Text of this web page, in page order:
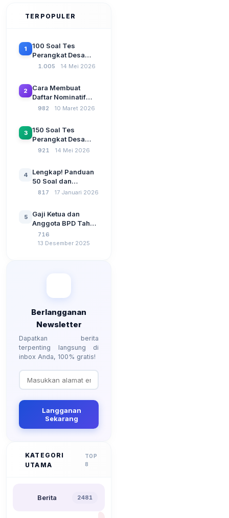
TERPOPULER
1
100 Soal Tes
Perangkat Desa
Terbaru 2026
CAT Berbasis UU
Desa No. 3 Tahun
2024
1.005 14 Mei 2026
2
Cara Membuat
Daftar Nominatif
Siltap di Aplikasi
SPP Pencairan
Dana Desa
982 10 Maret 2026
3
150 Soal Tes
Perangkat Desa
2026: Administrasi
Kebangsaan, dan
Komputer Beserta
Jawaban Paling
921 14 Mei 2026
4
Lengkap! Panduan
50 Soal dan
Jawaban Tes
Berdasarkan UU No
3 Tahun 2024
817 17 Januari 2026
5
Gaji Ketua dan
Anggota BPD Tahun
2026, Berapa
Besarannya? Ada
716
13 Desember 2025
Berlangganan
Newsletter
Dapatkan berita
terpenting langsung di
inbox Anda, 100% gratis!
Langganan
Sekarang
KATEGORI
UTAMA
TOP
8
Berita 2481